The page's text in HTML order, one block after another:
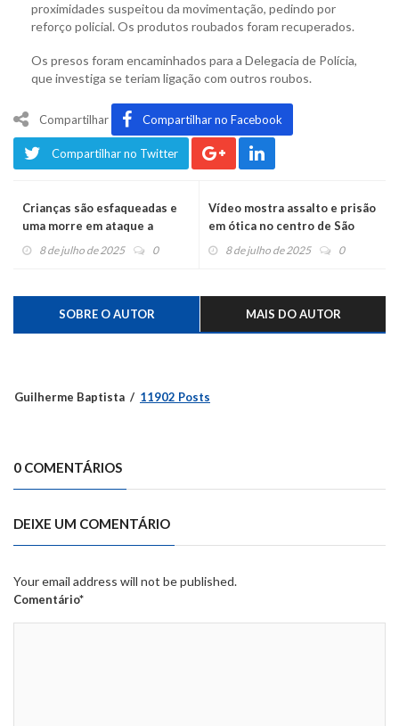
proximidades suspeitou da movimentação, pedindo por
reforço policial. Os produtos roubados foram recuperados.
Os presos foram encaminhados para a Delegacia de Polícia,
que investiga se teriam ligação com outros roubos.
Compartilhar Compartilhar no Facebook
Compartilhar no Twitter
Crianças são esfaqueadas e
uma morre em ataque a
escola no RS
8 de julho de 2025 0
Vídeo mostra assalto e prisão
em ótica no centro de São
Sebastião do Caí
8 de julho de 2025 0
SOBRE O AUTOR MAIS DO AUTOR
Guilherme Baptista 11902 Posts
0 COMENTÁRIOS
DEIXE UM COMENTÁRIO
Your email address will not be published.
Comentário*